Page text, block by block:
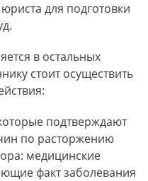
для подготовки
в остальных
стоит осуществить
подтверждают
по расторжению
медицинские
факт заболевания